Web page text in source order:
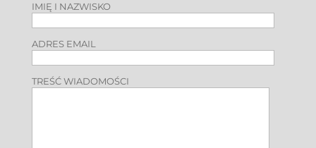
IMIĘ I NAZWISKO
ADRES EMAIL
TREŚĆ WIADOMOŚCI